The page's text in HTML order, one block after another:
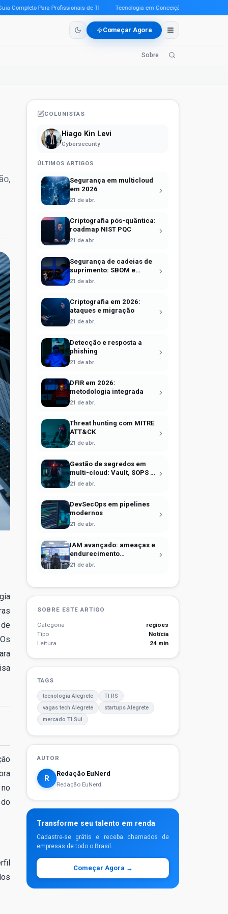
Para Profissionais de TI · Tecnologia em Conceição do Araguaia (PA)
Começar Agora
Sobre
COLUNISTAS
Hiago Kin Levi
Cybersecurity
ÚLTIMOS ARTIGOS
Segurança em multicloud
em 2026
21 de abr.
Criptografia pós-quântica:
roadmap NIST PQC
21 de abr.
Segurança de cadeias de
suprimento: SBOM e
Sigstore
21 de abr.
Criptografia em 2026:
ataques e migração
21 de abr.
Detecção e resposta a
phishing
21 de abr.
DFIR em 2026:
metodologia integrada
21 de abr.
Threat hunting com MITRE
ATT&CK
21 de abr.
Gestão de segredos em
multi-cloud: Vault, SOPS e
identidade efêmera
21 de abr.
DevSecOps em pipelines
modernos
21 de abr.
IAM avançado: ameaças e
endurecimento
operacional
21 de abr.
SOBRE ESTE ARTIGO
Categoria
regioes
Tipo
Notícia
Leitura
24 min
TAGS
tecnologia Alegrete
TI RS
vagas tech Alegrete
startups Alegrete
mercado TI Sul
AUTOR
R
Redação EuNerd
Redação EuNerd
Transforme seu talento em renda
Cadastre-se grátis e receba chamados de
empresas de todo o Brasil.
Começar Agora →